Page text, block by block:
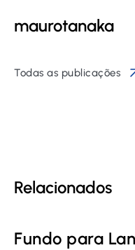
maurotanaka
Todas as publicações
Relacionados
Fundo para